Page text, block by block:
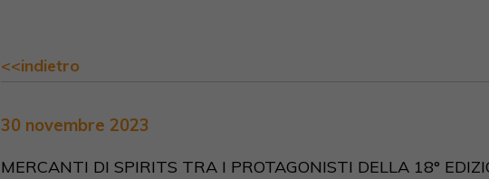
<<indietro
30 novembre 2023
MERCANTI DI SPIRITS TRA I PROTAGONISTI DELLA 18°